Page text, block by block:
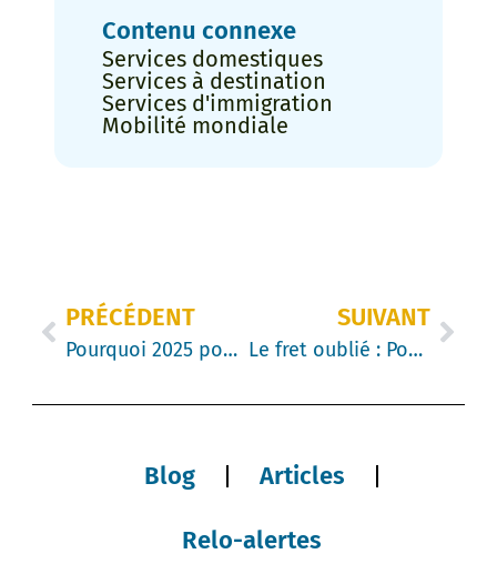
Contenu connexe
Services domestiques
Services à destination
Services d'immigration
Mobilité mondiale
PRÉCÉDENT
Pourquoi 2025 pourrait nous surprendre tous : Une année record pour la relocalisation au Canada
SUIVANT
Le fret oublié : Pourquoi les biens ménagers pourraient être la première victime de la réduction du transport maritime à l’échelle mondiale
Blog Articles
Relo-alertes